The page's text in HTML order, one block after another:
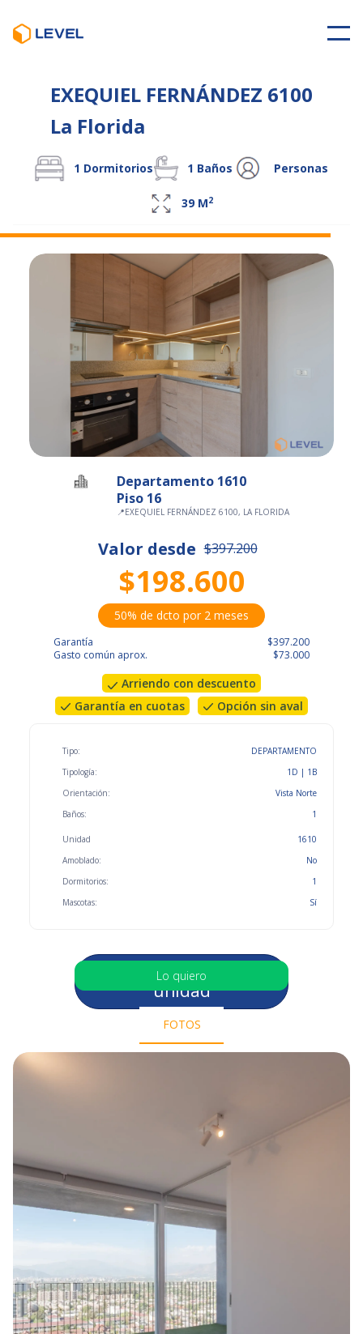
EXEQUIEL FERNÁNDEZ 6100
La Florida
1 Dormitorios 1 Baños Personas
39 M2
Departamento 1610
Piso 16
📍EXEQUIEL FERNÁNDEZ 6100, LA FLORIDA
Valor desde $397.200
$198.600
50% de dcto por 2 meses
Garantía
Gasto común aprox.
$397.200
$73.000
Arriendo con descuento
Garantía en cuotas
Opción sin aval
Tipo:
Tipología:
Orientación:
Baños:
DEPARTAMENTO
1D | 1B
Vista Norte
1
Unidad
Amoblado:
Dormitorios:
Mascotas:
1610
No
1
Sí
Selecciona otra
unidad
Lo quiero
FOTOS